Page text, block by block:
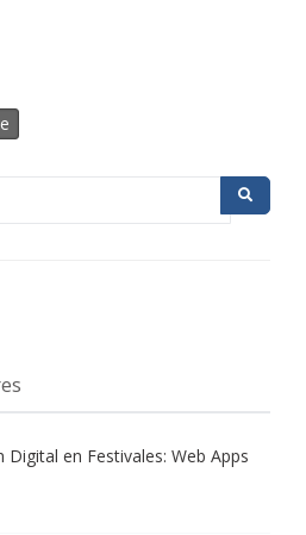
Digital en Festivales: Web Apps